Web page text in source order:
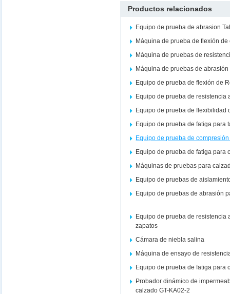
Productos relacionados
Equipo de prueba de abrasion
Máquina de prueba de flexión de
Máquina de pruebas de
Máquina de pruebas de
Equipo de prueba de flexión de
Equipo de prueba de resistencia
Equipo de prueba de flexibilidad
Equipo de prueba de fatiga para
Equipo de prueba de
Equipo de prueba de fatiga para
Máquinas de pruebas para
Equipo de pruebas de
Equipo de pruebas de abrasión
Equipo de prueba de resistencia
zapatos
Cámara de niebla salina
Máquina de ensayo de
Equipo de prueba de fatiga para
Probador dinámico de
calzado GT-KA02-2